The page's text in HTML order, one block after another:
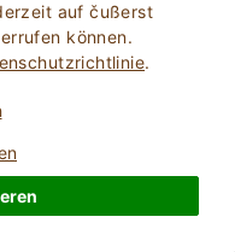
auf čußerst
können.
.
SUCHE